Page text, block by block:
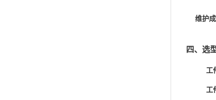
维护
四、‌ 选
工
工